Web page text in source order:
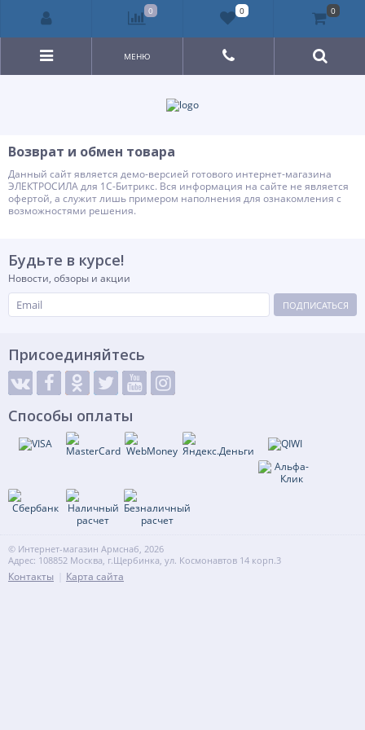
МЕНЮ
Возврат и обмен товара
Данный сайт является демо-версией готового интернет-магазина
ЭЛЕКТРОСИЛА для 1С-Битрикс. Вся информация на сайте не является
офертой, а служит лишь примером наполнения для ознакомления с
возможностями решения.
Будьте в курсе!
Новости, обзоры и акции
ПОДПИСАТЬСЯ
Присоединяйтесь
Способы оплаты
© Интернет-магазин Армснаб, 2026
Адрес: 108852 Москва, г.Щербинка, ул. Космонавтов 14 корп.3
Контакты Карта сайта
0 0 0